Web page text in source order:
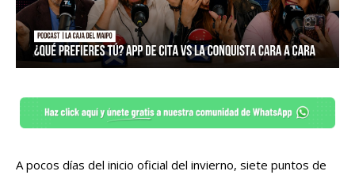
A pocos días del inicio oficial del invierno, siete puntos de